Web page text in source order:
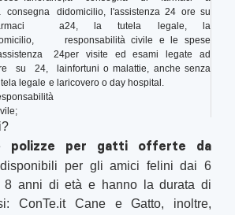
consegna di
a
24
su 24, la
legale e la
domicilio, l'assistenza 24 ore su
24, la tutela legale, la
responsabilità civile e le spese
per visite ed esami legate ad
infortuni o malattie, anche senza
ricovero o day hospital.
polizze per gatti offerte da
per gli amici felini dai 6
8 anni di età e hanno la durata di
ConTe.it Cane e Gatto, inoltre,